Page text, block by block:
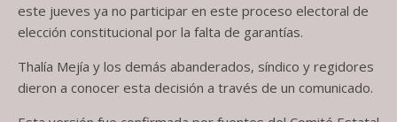
este jueves ya no participar en este proceso electoral de
elección constitucional por la falta de garantías.
Thalía Mejía y los demás abanderados, síndico y regidores
dieron a conocer esta decisión a través de un comunicado.